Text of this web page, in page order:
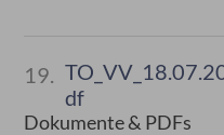
19.
df
Dokumente & PDFs